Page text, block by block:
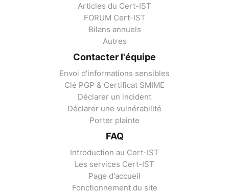
Articles du Cert-IST
FORUM Cert-IST
Bilans annuels
Autres
Contacter l'équipe
Envoi d'informations sensibles
Clé PGP & Certificat SMIME
Déclarer un incident
Déclarer une vulnérabilité
Porter plainte
FAQ
Introduction au Cert-IST
Les services Cert-IST
Page d'accueil
Fonctionnement du site